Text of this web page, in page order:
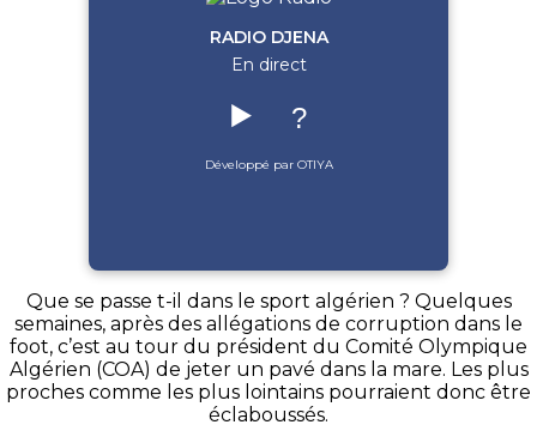
RADIO DJENA
En direct
▶️ ?
Développé par OTIYA
Que se passe t-il dans le sport algérien ? Quelques
semaines, après des allégations de corruption dans le
foot, c’est au tour du président du Comité Olympique
Algérien (COA) de jeter un pavé dans la mare. Les plus
proches comme les plus lointains pourraient donc être
éclaboussés.